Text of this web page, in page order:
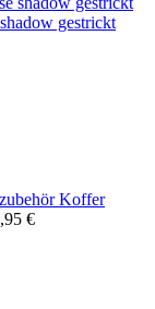
gestrickt
Koffer
€